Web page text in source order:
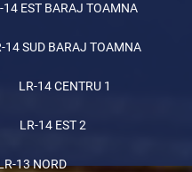
14 EST BARAJ TOAMNA
14 SUD BARAJ TOAMNA
LR-14 CENTRU 1
LR-14 EST 2
13 NORD